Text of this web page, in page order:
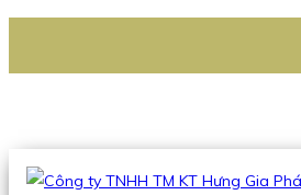
Hotline:0938 336 079